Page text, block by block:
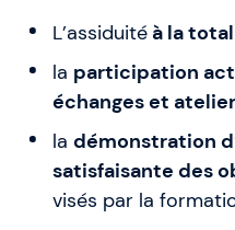
L’assiduité à la
la participation
échanges et
la démonstration
satisfaisante des
visés par la